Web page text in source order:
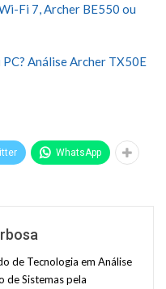
Fi 7, Archer BE550 ou
Análise Archer TX50E
WhatsApp
de Tecnologia em Análise
de Sistemas pela